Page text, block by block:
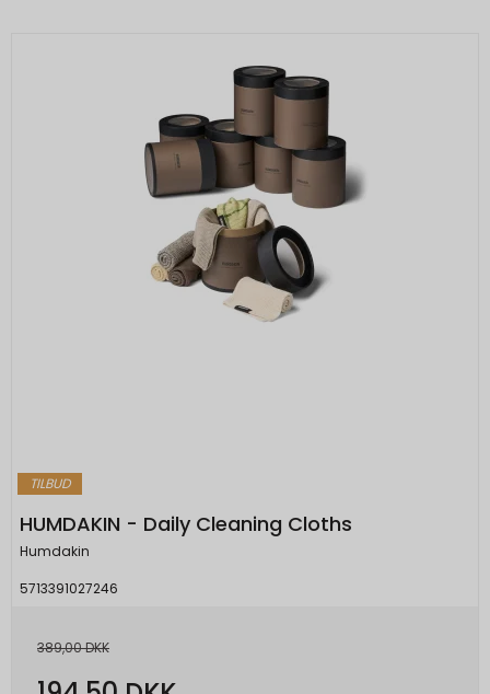
TILBUD
HUMDAKIN - Daily Cleaning Cloths
Humdakin
5713391027246
389,00 DKK